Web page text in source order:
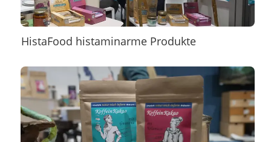
HistaFood histaminarme Produkte